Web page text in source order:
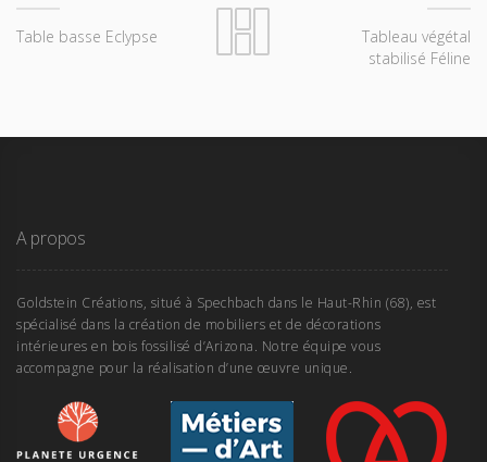
Table basse Eclypse
Tableau végétal
stabilisé Féline
A propos
Goldstein Créations, situé à Spechbach dans le Haut-Rhin (68), est
spécialisé dans la création de mobiliers et de décorations
intérieures en bois fossilisé d’Arizona. Notre équipe vous
accompagne pour la réalisation d’une œuvre unique.